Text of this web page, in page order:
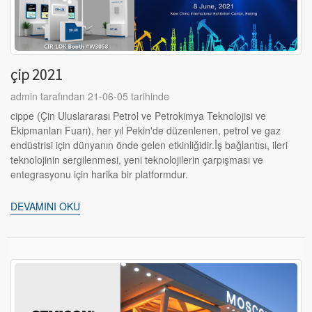
çip 2021
admin tarafından 21-06-05 tarihinde
cippe (Çin Uluslararası Petrol ve Petrokimya Teknolojisi ve
Ekipmanları Fuarı), her yıl Pekin'de düzenlenen, petrol ve gaz
endüstrisi için dünyanın önde gelen etkinliğidir.İş bağlantısı, ileri
teknolojinin sergilenmesi, yeni teknolojilerin çarpışması ve
entegrasyonu için harika bir platformdur.
DEVAMINI OKU